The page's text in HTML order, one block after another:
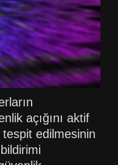
açığını aktif
edilmesinin